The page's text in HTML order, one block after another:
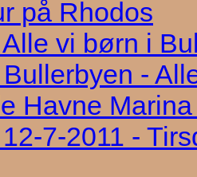
på Rhodos
vi børn i
-
Havne
7-2011 -